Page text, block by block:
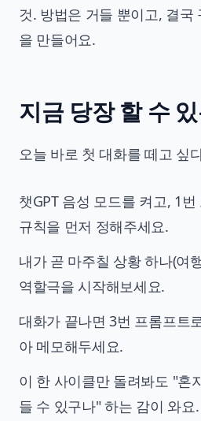
것. 방법은 거들 뿐이고, 결국
을 만들어요.
지금 당장 할 수
오늘 바로 첫 대화를 떼고 싶
챗GPT 음성 모드를 켜고, 1
규칙을 먼저 정해주세요.
내가 곧 마주칠 상황 하나(여
역할극을 시작해보세요.
대화가 끝나면 3번 프롬프트
아 메모해두세요.
이 한 사이클만 돌려봐도 "혼
들 수 있구나" 하는 감이 와